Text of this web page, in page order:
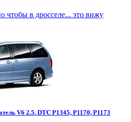
чтобы в дросселе... это вижу
V6 2.5. DTC P1345, P1170, P1173